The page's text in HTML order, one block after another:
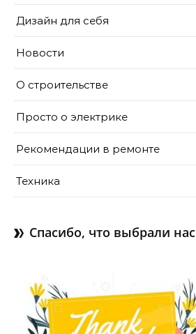
Дизайн для себя
Новости
О строительстве
Просто о электрике
Рекомендации в ремонте
Техника
Спасибо, что выбрали нас